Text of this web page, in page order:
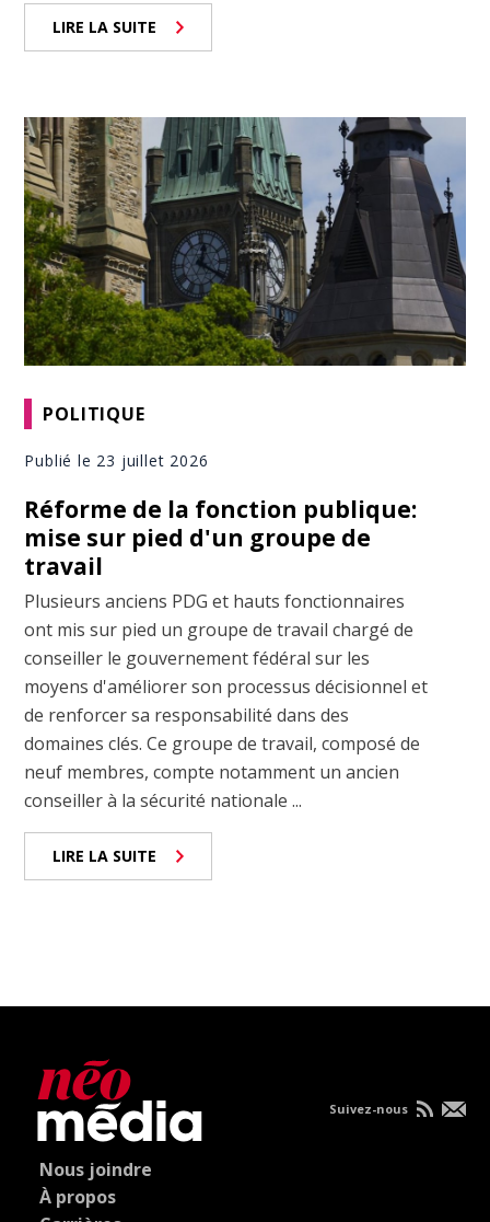
LIRE LA SUITE
POLITIQUE
Publié le 23 juillet 2026
Réforme de la fonction publique:
mise sur pied d'un groupe de
travail
Plusieurs anciens PDG et hauts fonctionnaires
ont mis sur pied un groupe de travail chargé de
conseiller le gouvernement fédéral sur les
moyens d'améliorer son processus décisionnel et
de renforcer sa responsabilité dans des
domaines clés. Ce groupe de travail, composé de
neuf membres, compte notamment un ancien
conseiller à la sécurité nationale ...
LIRE LA SUITE
Nous joindre
À propos
Suivez-nous